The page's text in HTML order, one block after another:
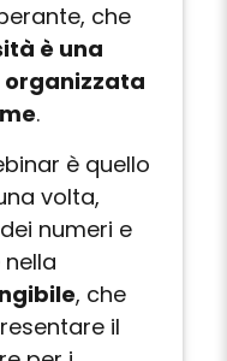
che
è una
organizzata
.
è quello
volta,
numeri e
, che
il